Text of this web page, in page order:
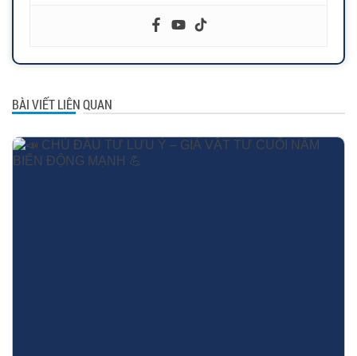
BÀI VIẾT LIÊN QUAN